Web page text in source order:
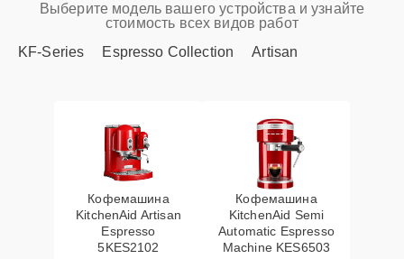
Выберите модель вашего устройства и узнайте
стоимость всех видов работ
KF-Series
Espresso Collection Artisan
Кофемашина
KitchenAid Artisan
Espresso
5KES2102
Кофемашина
KitchenAid Semi
Automatic Espresso
Machine KES6503